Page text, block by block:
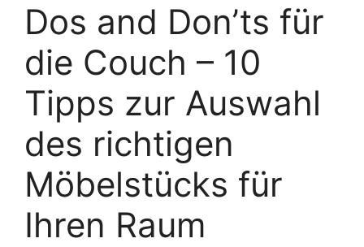
Dos and Don’ts für
die Couch – 10
Tipps zur Auswahl
des richtigen
Möbelstücks für
Ihren Raum